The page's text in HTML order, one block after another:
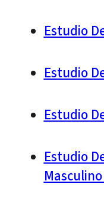
Estudio
Estudio
Estudio
Estudio